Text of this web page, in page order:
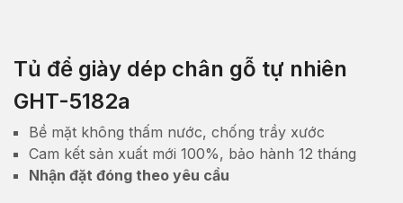
Tủ để giày dép chân gỗ tự nhiên
GHT-5182a
Bề mặt không thấm nước, chống trầy xước
Cam kết sản xuất mới 100%, bảo hành 12 tháng
Nhận đặt đóng theo yêu cầu